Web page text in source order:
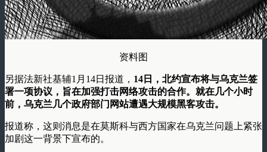
资料图
另据法新社基辅1月14日报道， 14日，北约宣布将与乌克兰签
署一项协议，旨在加强打击网络攻击的合作。就在几个小时
前，乌克兰几个政府部门网站遭遇大规模黑客攻击。
报道称，这则消息是在莫斯科与西方国家在乌克兰问题上紧张
加剧这一背景下宣布的。